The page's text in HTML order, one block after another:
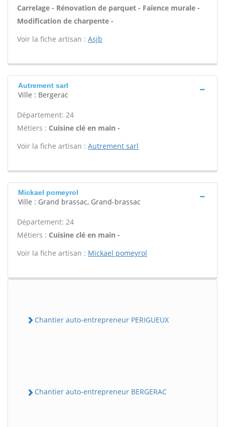
Carrelage - Rénovation de parquet - Faïence murale -
Modification de charpente -
Voir la fiche artisan : Asjb
Autrement sarl
Ville : Bergerac
Département: 24
Métiers : Cuisine clé en main -
Voir la fiche artisan : Autrement sarl
Mickael pomeyrol
Ville : Grand brassac, Grand-brassac
Département: 24
Métiers : Cuisine clé en main -
Voir la fiche artisan : Mickael pomeyrol
Chantier auto-entrepreneur PERIGUEUX
Chantier auto-entrepreneur BERGERAC